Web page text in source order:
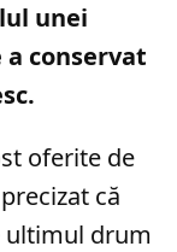
unei
conservat
oferite de
că
ultimul drum